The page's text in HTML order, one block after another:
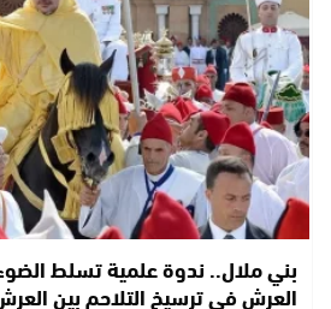
بني ملال.. ندوة علمية تسلط
العرش في ترسيخ التلاحم بين